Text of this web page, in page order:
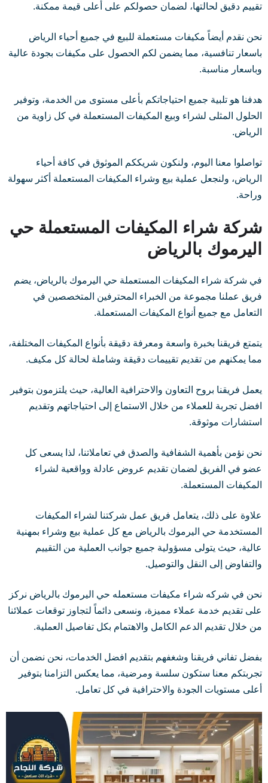
تقييم دقيق لحالتها، لضمان حصولكم على أعلى قيمة ممكنة.
نحن نقدم أيضاً مكيفات مستعملة للبيع في جميع أحياء الرياض
باسعار تنافسية، مما يضمن لكم الحصول على مكيفات بجودة عالية
وباسعار مناسبة.
هدفنا هو تلبية جميع احتياجاتكم بأعلى مستوى من الخدمة، وتوفير
الحلول المثلى لشراء وبيع المكيفات المستعملة في كل زاوية من
الرياض.
تواصلوا معنا اليوم، ولنكون شريككم الموثوق في كافة أحياء
الرياض، ولنجعل عملية بيع وشراء المكيفات المستعملة أكثر سهولة
وراحة.
شركة شراء المكيفات المستعملة حي
اليرموك بالرياض
في شركة شراء المكيفات المستعملة حي اليرموك بالرياض، يضم
فريق عملنا مجموعة من الخبراء المحترفين المتخصصين في
التعامل مع جميع أنواع المكيفات المستعملة.
يتمتع فريقنا بخبرة واسعة ومعرفة دقيقة بأنواع المكيفات المختلفة،
مما يمكنهم من تقديم تقييمات دقيقة وشاملة لحالة كل مكيف.
يعمل فريقنا بروح التعاون والاحترافية العالية، حيث يلتزمون بتوفير
افضل تجربة للعملاء من خلال الاستماع إلى احتياجاتهم وتقديم
استشارات موثوقة.
نحن نؤمن بأهمية الشفافية والصدق في تعاملاتنا، لذا يسعى كل
عضو في الفريق لضمان تقديم عروض عادلة وواقعية لشراء
المكيفات المستعملة.
علاوة على ذلك، يتعامل فريق عمل شركتنا لشراء المكيفات
المستخدمة حي اليرموك بالرياض مع كل عملية بيع وشراء بمهنية
عالية، حيث يتولى مسؤولية جميع جوانب العملية من التقييم
والتفاوض إلى النقل والتوصيل.
نحن في شركه شراء مكيفات مستعمله حي اليرموك بالرياض نركز
على تقديم خدمة عملاء مميزة، ونسعى دائماً لتجاوز توقعات عملائنا
من خلال تقديم الدعم الكامل والاهتمام بكل تفاصيل العملية.
بفضل تفاني فريقنا وشغفهم بتقديم افضل الخدمات، نحن نضمن أن
تجربتكم معنا ستكون سلسة ومرضية، مما يعكس التزامنا بتوفير
أعلى مستويات الجودة والاحترافية في كل تعامل.